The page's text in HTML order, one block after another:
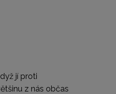
jí proti
z nás občas